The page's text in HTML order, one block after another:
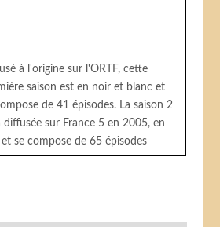
à l'origine sur l'ORTF, cette
saison est en noir et blanc et
de 41 épisodes. La saison 2
diffusée sur France 5 en 2005, en
se compose de 65 épisodes